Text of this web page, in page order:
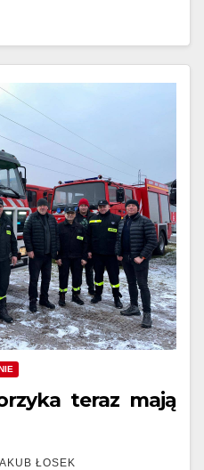
teraz mają
ŁOSEK